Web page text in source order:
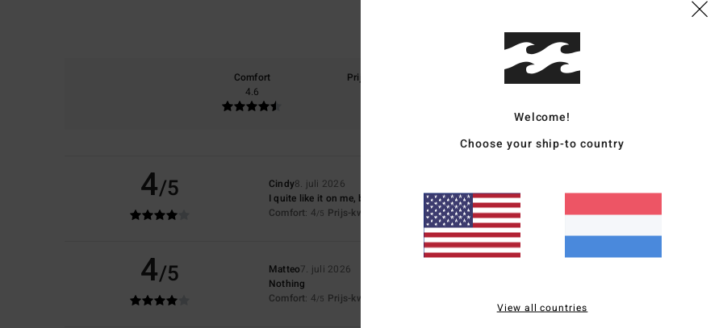
50% van onze klanten bevelen dit product aan
Comfort
4.6
Prijs-kwaliteitverhouding
Maat
4/5 Cindy8. juli 2026
I quite like it on me, but at first glance, not really
Comfort: 4/5 Prijs-kwaliteitverhouding: 4/5 Maat: Perfecte maat Materiaal: 4/5 Kleur: 4/5
4/5 Matteo7. juli 2026
Nothing
Comfort: 4/5 Prijs-kwaliteitverhouding
Welcome!
Choose your ship-to country
View all countries